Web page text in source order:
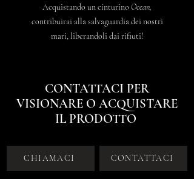
Acquistando un cinturino Ocean,
contribuirai alla salvaguardia dei nostri
mari, liberandoli dai rifiuti!
CONTATTACI PER
VISIONARE O ACQUISTARE
IL PRODOTTO
CHIAMACI CONTATTACI